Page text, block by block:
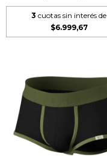
3 cuotas sin interés de
$6.999,67